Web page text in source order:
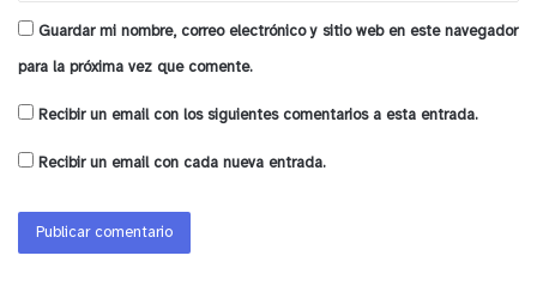
Guardar mi nombre, correo electrónico y sitio web en este navegador
para la próxima vez que comente.
Recibir un email con los siguientes comentarios a esta entrada.
Recibir un email con cada nueva entrada.